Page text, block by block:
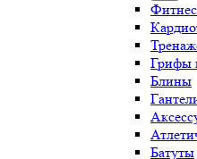
Грифы
Блины
Батуты